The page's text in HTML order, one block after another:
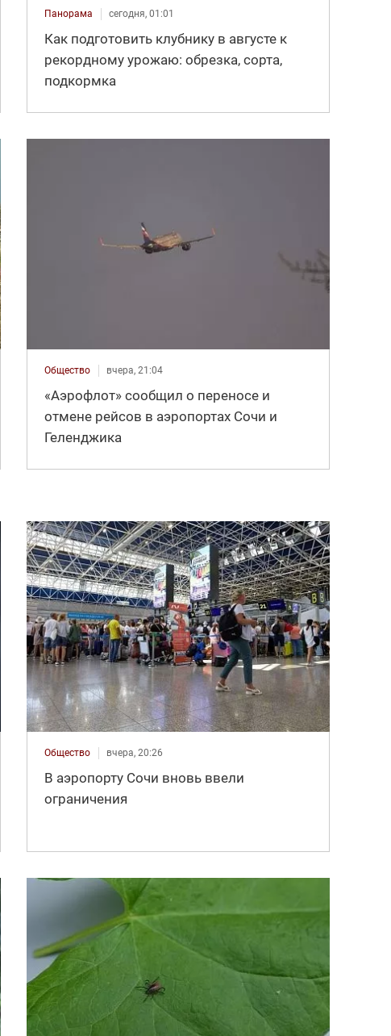
Панорама сегодня, 01:01
Как подготовить клубнику в августе к
рекордному урожаю: обрезка, сорта,
подкормка
Общество вчера, 21:04
«Аэрофлот» сообщил о переносе и
отмене рейсов в аэропортах Сочи и
Геленджика
Общество вчера, 20:26
В аэропорту Сочи вновь ввели
ограничения